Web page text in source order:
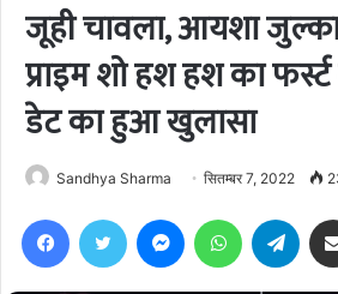
जूही चावला, आयशा
प्राइम शो हश हश का
डेट का हुआ खुलासा
Sandhya Sharma सितम्बर 7, 2022
FacebookTwitter MessengerWhatsApp